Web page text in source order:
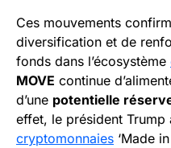
Ces mouvements
diversification et de
fonds dans l’écosystème
MOVE continue
d’une potentielle
effet, le président Trump
cryptomonnaies ‘Made